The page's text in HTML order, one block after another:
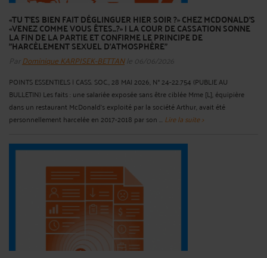
«TU T'ES BIEN FAIT DÉGLINGUER HIER SOIR ?» CHEZ MCDONALD'S
«VENEZ COMME VOUS ÊTES...?» | LA COUR DE CASSATION SONNE
LA FIN DE LA PARTIE ET CONFIRME LE PRINCIPE DE
"HARCÈLEMENT SEXUEL D'ATMOSPHÈRE"
Par Dominique KARPISEK-BETTANle 06/06/2026
POINTS ESSENTIELS | CASS. SOC., 28 MAI 2026, N° 24-22.754 (PUBLIE AU
BULLETIN) Les faits : une salariée exposée sans être ciblée Mme [L], équipière
dans un restaurant McDonald’s exploité par la société Arthur, avait été
personnellement harcelée en 2017-2018 par son ... Lire la suite >